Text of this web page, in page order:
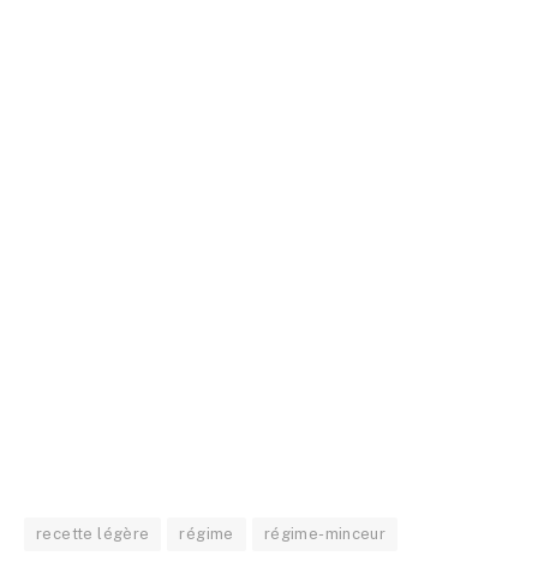
recette légère régime régime-minceur